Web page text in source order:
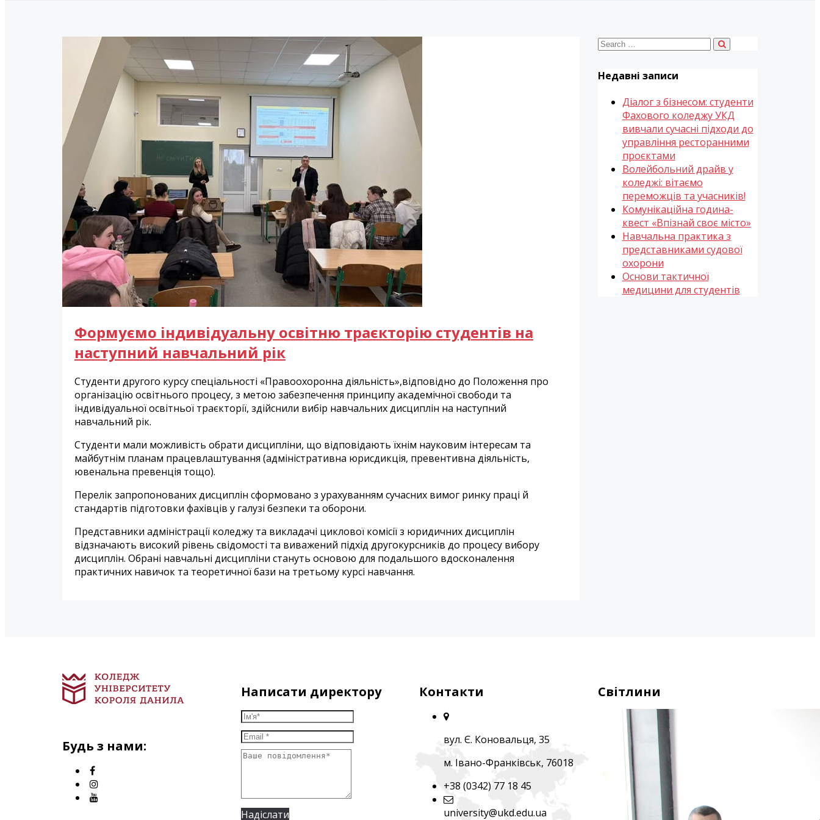
Формуємо індивідуальну освітню траєкторію студентів на
наступний навчальний рік
Студенти другого курсу спеціальності «Правоохоронна діяльність»,відповідно до Положення про
організацію освітнього процесу, з метою забезпечення принципу академічної свободи та
індивідуальної освітньої траєкторії, здійснили вибір навчальних дисциплін на наступний
навчальний рік.
Студенти мали можливість обрати дисципліни, що відповідають їхнім науковим інтересам та
майбутнім планам працевлаштування (адміністративна юрисдикція, превентивна діяльність,
ювенальна превенція тощо).
Перелік запропонованих дисциплін сформовано з урахуванням сучасних вимог ринку праці й
стандартів підготовки фахівців у галузі безпеки та оборони.
Представники адміністрації коледжу та викладачі циклової комісії з юридичних дисциплін
відзначають високий рівень свідомості та виважений підхід другокурсників до процесу вибору
дисциплін. Обрані навчальні дисципліни стануть основою для подальшого вдосконалення
практичних навичок та теоретичної бази на третьому курсі навчання.
Недавні записи
Діалог з бізнесом: студенти
Фахового коледжу УКД
вивчали сучасні підходи до
управління ресторанними
проєктами
Волейбольний драйв у
коледжі: вітаємо
переможців та учасників!
Комунікаційна година-
квест «Впізнай своє місто»
Навчальна практика з
представниками судової
охорони
Основи тактичної
медицини для студентів
Будь з нами:
Написати директору
Надіслати
Контакти
вул. Є. Коновальця, 35
м. Івано-Франківськ, 76018
+38 (0342) 77 18 45
university@ukd.edu.ua
Світлини